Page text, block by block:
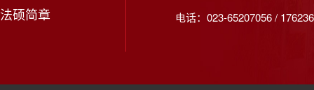
法硕简章
电话：023-65207056 /